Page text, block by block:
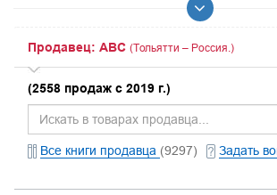
Продавец: ABC (Тольятти – Россия.)
(2558 продаж с 2019 г.)
Все книги продавца (9297) Задать